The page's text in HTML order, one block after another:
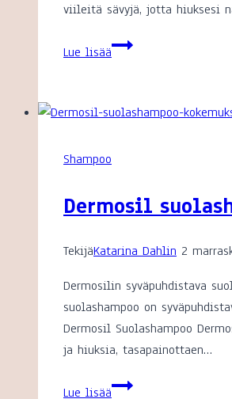
viileitä sävyjä, jotta hiuksesi
Lue lisääParas
7
Shampoo
Dermosil
TekijäKatarina Dahlin 2
Dermosilin syväpuhdistava
suolashampoo on
Dermosil Suolashampoo
ja hiuksia, tasapainottaen…
Lue lisääDermosil